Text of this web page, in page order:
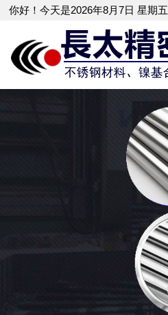
你好！今天是2026年8月7日 星期五